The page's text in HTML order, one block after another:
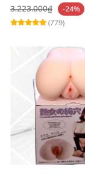
3.223.000₫
-24%
(779)